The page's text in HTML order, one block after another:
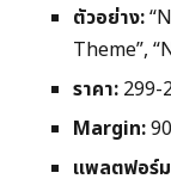
ตัวอย่าง:
Theme”,
ราคา: 299-
Margin:
แพลตฟอร์